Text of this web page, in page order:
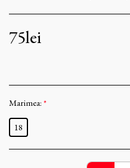
75lei
Marimea: *
18